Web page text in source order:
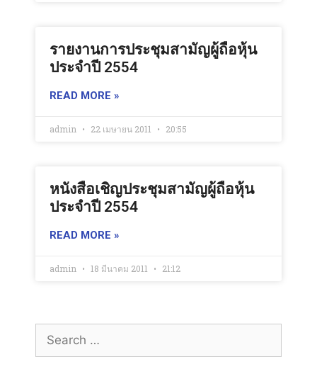
รายงานการประชุมสามัญผู้ถือหุ้น
ประจำปี 2554
READ MORE »
admin 22 เมษายน 2011 20:55
หนังสือเชิญประชุมสามัญผู้ถือหุ้น
ประจำปี 2554
READ MORE »
admin 18 มีนาคม 2011 21:12